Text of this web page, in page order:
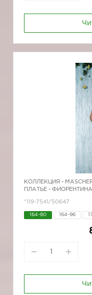
КОЛЛЕКЦИЯ -
ПЛАТЬЕ - ФИОРЕНТИНА
*119-7541/50647
164-80 164-96